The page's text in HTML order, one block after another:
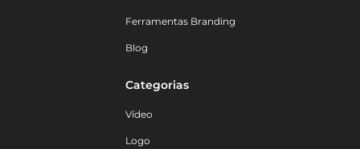
Ferramentas Branding
Blog
Categorias
Vídeo
Logo